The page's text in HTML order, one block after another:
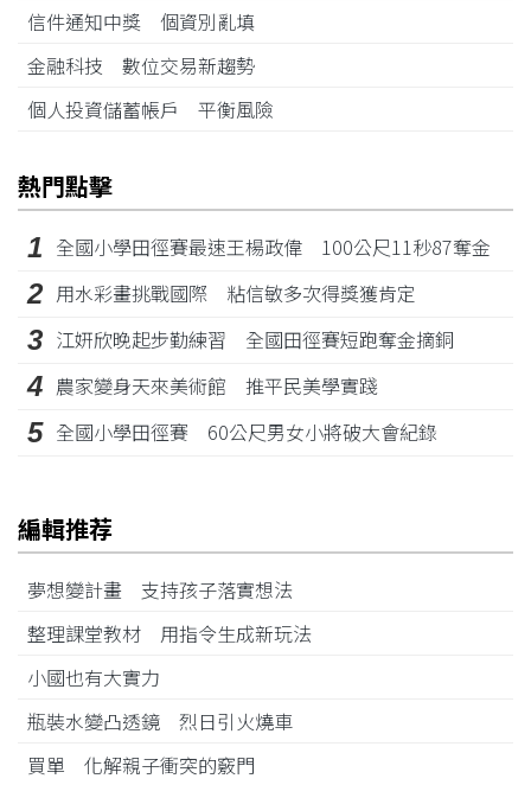
信件通知中獎 個資別亂填
金融科技 數位交易新趨勢
個人投資儲蓄帳戶 平衡風險
熱門點擊
1 全國小學田徑賽最速王楊政偉 100公尺11秒87奪金
2 用水彩畫挑戰國際 粘信敏多次得獎獲肯定
3 江姸欣晚起步勤練習 全國田徑賽短跑奪金摘銅
4 農家變身天來美術館 推平民美學實踐
5 全國小學田徑賽 60公尺男女小將破大會紀錄
編輯推荐
夢想變計畫 支持孩子落實想法
整理課堂教材 用指令生成新玩法
小國也有大實力
瓶裝水變凸透鏡 烈日引火燒車
買單 化解親子衝突的竅門